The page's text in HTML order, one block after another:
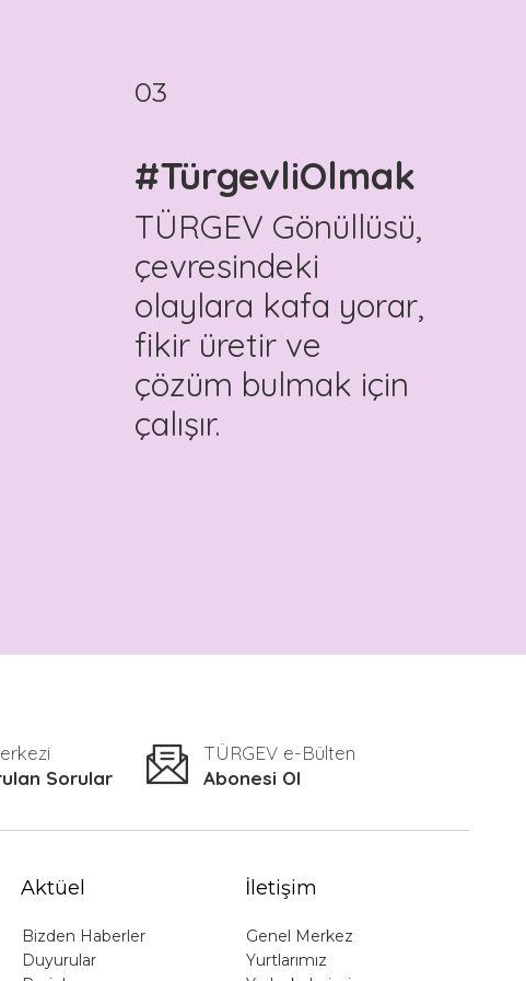
03
#TürgevliOlmak
TÜRGEV Gönüllüsü,
çevresindeki
olaylara kafa yorar,
fikir üretir ve
çözüm bulmak için
çalışır.
Sorular
TÜRGEV e-Bülten
Abonesi Ol
Aktüel
Bizden Haberler
Duyurular
İletişim
Genel Merkez
Yurtlarımız